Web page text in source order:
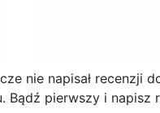
nie napisał recenzji
Bądź pierwszy i napisz